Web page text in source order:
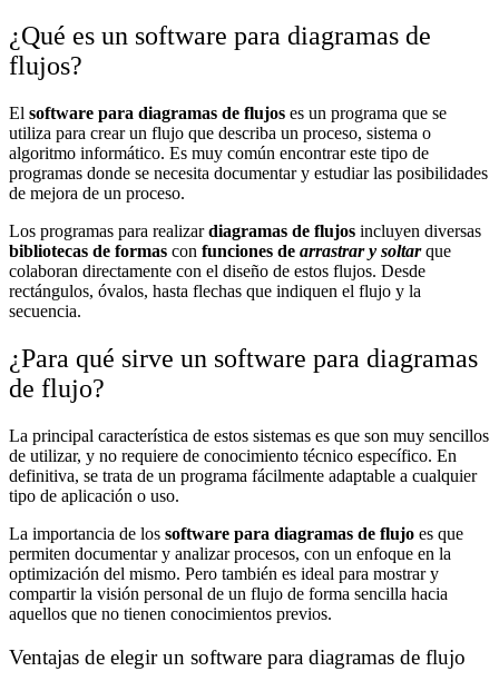
¿Qué es un software para diagramas de
flujos?
El software para diagramas de flujos es un programa que se
utiliza para crear un flujo que describa un proceso, sistema o
algoritmo informático. Es muy común encontrar este tipo de
programas donde se necesita documentar y estudiar las posibilidades
de mejora de un proceso.
Los programas para realizardiagramas de flujos incluyen diversas
bibliotecas de formas con funciones de arrastrar y soltarque
colaboran directamente con el diseño de estos flujos. Desde
rectángulos, óvalos, hasta flechas que indiquen el flujo y la
secuencia.
¿Para qué sirve un software para diagramas
de flujo?
La principal característica de estos sistemas es que son muy sencillos
de utilizar, y no requiere de conocimiento técnico específico. En
definitiva, se trata de un programa fácilmente adaptable a cualquier
tipo de aplicación o uso.
La importancia de los software para diagramas de flujo es que
permiten documentar y analizar procesos, con un enfoque en la
optimización del mismo. Pero también es ideal para mostrar y
compartir la visión personal de un flujo de forma sencilla hacia
aquellos que no tienen conocimientos previos.
Ventajas de elegir un software para diagramas de flujo